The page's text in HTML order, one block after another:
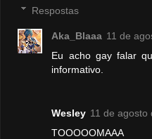
Respostas
Aka_Blaaa 11 de
Eu acho gay falar
informativo.
Wesley 11 de agosto
TOOOOOMAAA